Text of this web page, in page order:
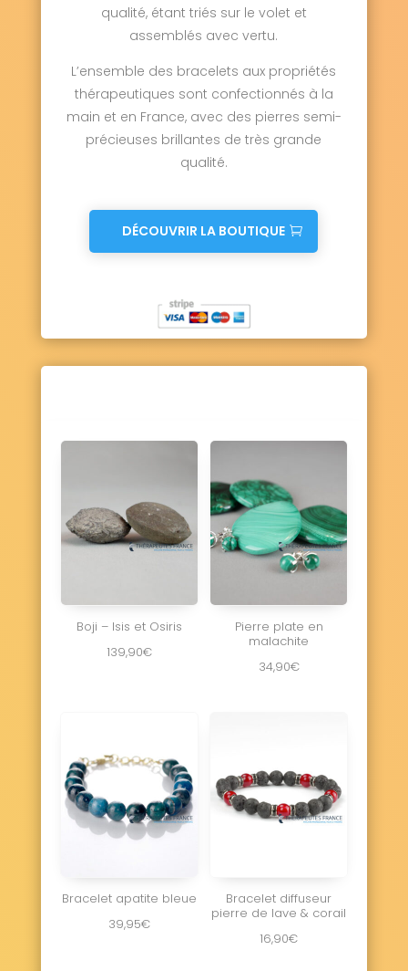
qualité, étant triés sur le volet et
assemblés avec vertu.
L’ensemble des bracelets aux propriétés
thérapeutiques sont confectionnés à la
main et en France, avec des pierres semi-
précieuses brillantes de très grande
qualité.
DÉCOUVRIR LA BOUTIQUE
Boji – Isis et Osiris
139,90€
Pierre plate en
malachite
34,90€
Bracelet apatite bleue
39,95€
Bracelet diffuseur
pierre de lave & corail
16,90€